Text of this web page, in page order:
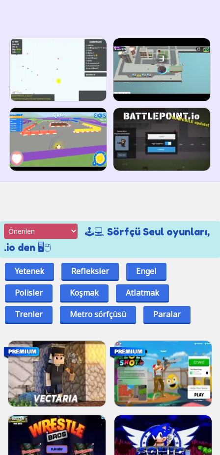
🕹️💻 Sörfçü Seul oyunları,
.io den 🖥️🖱️
Yetenek Refleksler
Engel
Polisler
Koşmak
Atlatmak
Trenler
Metro sörfçüsü Paralar